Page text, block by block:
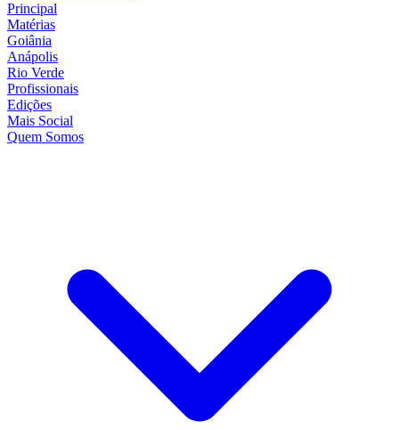
Principal
Matérias
Goiânia
Anápolis
Rio Verde
Profissionais
Edições
Mais Social
Quem Somos